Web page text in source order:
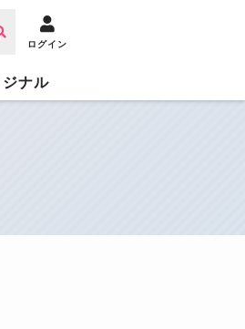
ログイン
ナル